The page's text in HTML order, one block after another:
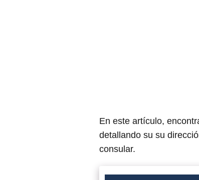
En este artículo,
detallando su su
consular.